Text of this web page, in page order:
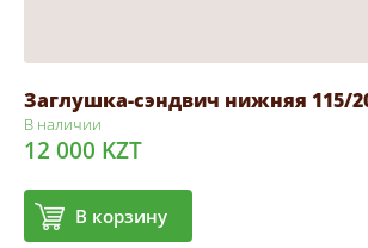
Заглушка-сэндвич нижняя 115/
В наличии
12 000 KZT
В корзину